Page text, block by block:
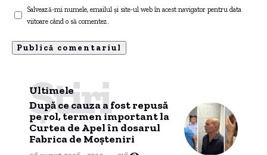
Salvează-mi numele, emailul și site-ul web în acest navigator pentru data
viitoare când o să comentez.
Ultimele
Știri
După ce cauza a fost repusă
pe rol, termen important la
Curtea de Apel în dosarul
Fabrica de Moșteniri